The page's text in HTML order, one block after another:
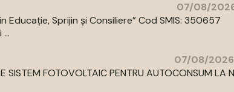
07/08/2026
Educație, Sprijin și Consiliere” Cod SMIS: 350657
07/08/2026
FOTOVOLTAIC PENTRU AUTOCONSUM LA